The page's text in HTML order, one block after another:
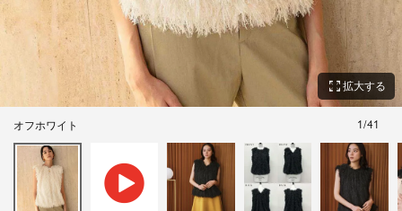
zoom_out_map 拡大する
オフホワイト 1/41